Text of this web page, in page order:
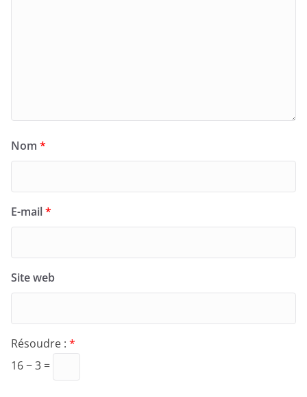
Nom *
E-mail*
Site web
Résoudre : *
16 − 3 =